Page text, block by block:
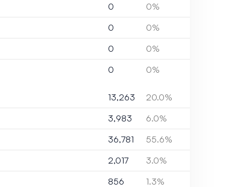
0 0%
0 0%
0 0%
0 0%
13,263 20.0%
3,983 6.0%
36,781 55.6%
2,017 3.0%
856 1.3%